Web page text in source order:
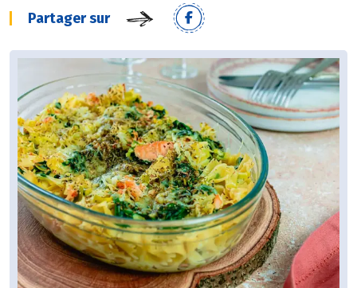
Partager sur